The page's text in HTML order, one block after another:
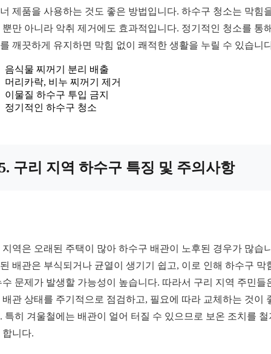
제품을 사용하는 것도 좋은 방법입니다. 하수구 청소는 막힘
뿐만 아니라 악취 제거에도 효과적입니다. 정기적인 청소를 통
깨끗하게 유지하면 막힘 없이 쾌적한 생활을 누릴 수 있습니
음식물 찌꺼기 분리 배출
머리카락, 비누 찌꺼기 제거
이물질 하수구 투입 금지
정기적인 하수구 청소
구리 지역 하수구 특징 및 주의사항
지역은 오래된 주택이 많아 하수구 배관이 노후된 경우가 많습
배관은 부식되거나 균열이 생기기 쉽고, 이로 인해 하수구 막
수 문제가 발생할 가능성이 높습니다. 따라서 구리 지역 주민들
배관 상태를 주기적으로 점검하고, 필요에 따라 교체하는 것이
특히 겨울철에는 배관이 얼어 터질 수 있으므로 보온 조치를 철
합니다.